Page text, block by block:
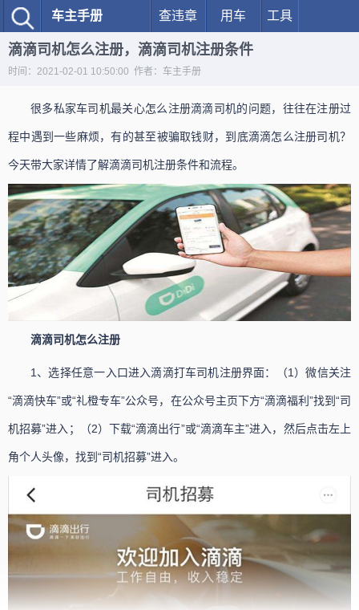
车主手册 查违章 用车 工具
滴滴司机怎么注册，滴滴司机注册条件
时间：2021-02-01 10:50:00 作者：车主手册
很多私家车司机最关心怎么注册滴滴司机的问题，往往在注册过
程中遇到一些麻烦，有的甚至被骗取钱财，到底滴滴怎么注册司机？
今天带大家详情了解滴滴司机注册条件和流程。
滴滴司机怎么注册
1、选择任意一入口进入滴滴打车司机注册界面：（1）微信关注
“滴滴快车”或“礼橙专车”公众号，在公众号主页下方“滴滴福利”找到“司
机招募”进入；（2）下载“滴滴出行”或“滴滴车主”进入，然后点击左上
角个人头像，找到“司机招募”进入。